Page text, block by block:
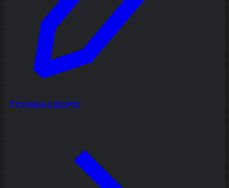
Pesquisa e design